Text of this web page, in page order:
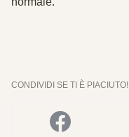
CONDIVIDI SE TI È PIACIUTO!